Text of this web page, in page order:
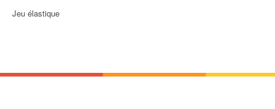
Jeu élastique